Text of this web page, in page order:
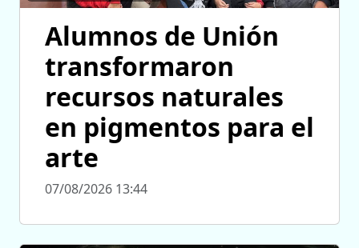
Alumnos de Unión
transformaron
recursos naturales
en pigmentos para el
arte
07/08/2026 13:44